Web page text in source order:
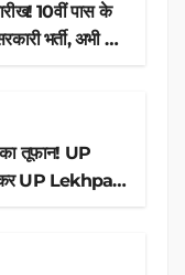
10वीं पास के
भर्ती, अभी करें
का तूफान! UP
UP Lekhpal